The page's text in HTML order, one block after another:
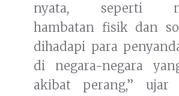
nyata, seperti
hambatan fisik dan
dihadapi para
di negara-negara
akibat perang,” ujar